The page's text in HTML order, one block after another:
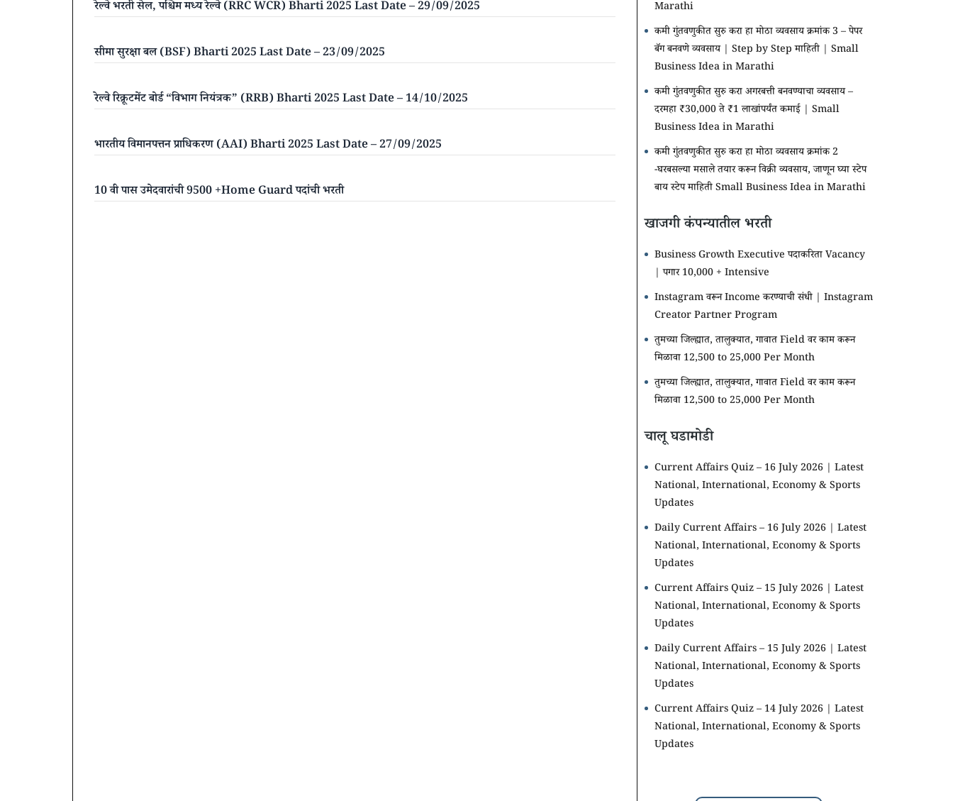
रेल्वे भरती सेल, पश्चिम मध्य रेल्वे (RRC WCR) Bharti 2025 Last Date – 29/09/2025
सीमा सुरक्षा बल (BSF) Bharti 2025 Last Date – 23/09/2025
रेल्वे रिक्रूटमेंट बोर्ड “विभाग नियंत्रक” (RRB) Bharti 2025 Last Date – 14/10/2025
भारतीय विमानपत्तन प्राधिकरण (AAI) Bharti 2025 Last Date – 27/09/2025
10 वी पास उमेदवारांची 9500 +Home Guard पदांची भरती
Marathi
कमी गुंतवणुकीत सुरु करा हा मोठा व्यवसाय क्रमांक 3 – पेपर
बॅग बनवणे व्यवसाय | Step by Step माहिती | Small
Business Idea in Marathi
कमी गुंतवणुकीत सुरु करा अगरबत्ती बनवण्याचा व्यवसाय –
दरमहा ₹30,000 ते ₹1 लाखांपर्यंत कमाई | Small
Business Idea in Marathi
कमी गुंतवणुकीत सुरु करा हा मोठा व्यवसाय क्रमांक 2
-घरबसल्या मसाले तयार करून विक्री व्यवसाय, जाणून घ्या स्टेप
बाय स्टेप माहिती Small Business Idea in Marathi
खाजगी कंपन्यातील भरती
Business Growth Executive पदाकरिता Vacancy
| पगार 10,000 + Intensive
Instagram वरून Income करण्याची संधी | Instagram
Creator Partner Program
तुमच्या जिल्ह्यात, तालुक्यात, गावात Field वर काम करून
मिळावा 12,500 to 25,000 Per Month
तुमच्या जिल्ह्यात, तालुक्यात, गावात Field वर काम करून
मिळावा 12,500 to 25,000 Per Month
चालू घडामोडी
Current Affairs Quiz – 16 July 2026 | Latest
National, International, Economy & Sports
Updates
Daily Current Affairs – 16 July 2026 | Latest
National, International, Economy & Sports
Updates
Current Affairs Quiz – 15 July 2026 | Latest
National, International, Economy & Sports
Updates
Daily Current Affairs – 15 July 2026 | Latest
National, International, Economy & Sports
Updates
Current Affairs Quiz – 14 July 2026 | Latest
National, International, Economy & Sports
Updates